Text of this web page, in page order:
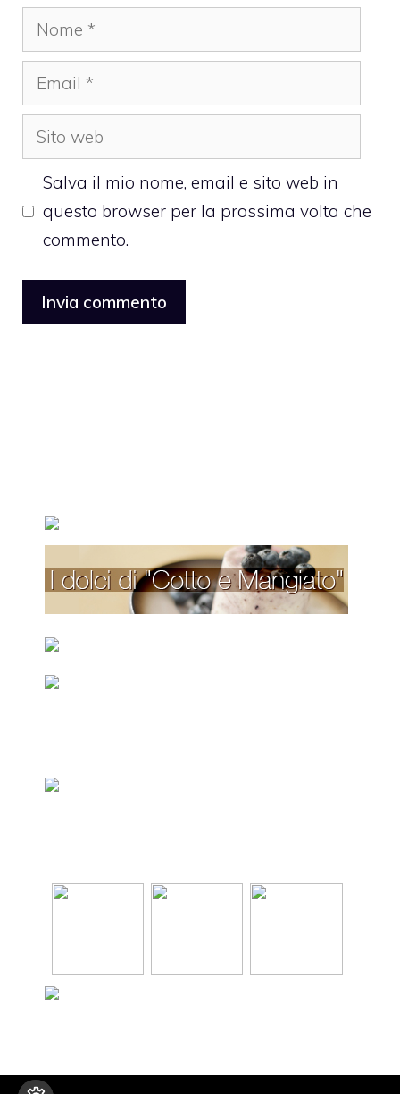
Nome
Email
Sito
web
Salva il mio nome, email e sito web in
questo browser per la prossima volta che
commento.